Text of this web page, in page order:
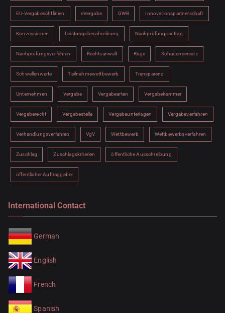
EU-Vergaberichtlinien eVergabe GWB Innovationspartnerschaft
Konzessionen Leistungsbeschreibung Nachprüfungsantrag
Nachprüfungsverfahren Rechtsanwalt Rüge Schadensersatz
Schwellenwerte Teilnahmewettbewerb Transparenz
Unternehmen Vergabe Vergabearten Vergabekammer
Vergaberecht Vergabestelle Vergabeunterlagen Vergabeverfahren
Verhandlungsverfahren VgV Wettbewerb Wettbewerbsverfahren
Zuschlag Zuschlagskriterien öffentliche Ausschreibung
öffentlicher Auftraggeber
International Contact
German
English
French
Spanish